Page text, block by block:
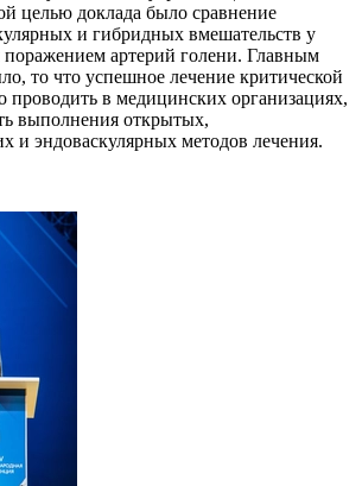
целью доклада было сравнение
и гибридных вмешательств у
артерий голени. Главным
то что успешное лечение критической
в медицинских организациях,
выполнения открытых,
и эндоваскулярных методов лечения.